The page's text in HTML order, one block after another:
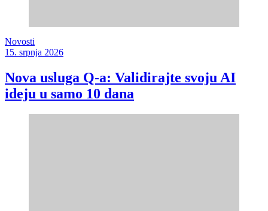
Novosti
15. srpnja 2026
Nova usluga Q-a: Validirajte svoju AI
ideju u samo 10 dana